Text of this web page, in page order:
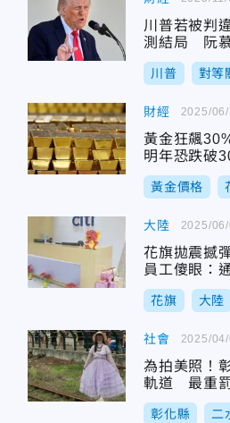
川普若被判
測結局 阮
川普 對等
財經
黃金狂飆
明年恐跌破
黃金價格
2025/
大陸
花旗拋震撼
員工傻眼：
花旗 大陸
2025/
社會
為拍美照！
軌道 最重
彰化縣 二
2025/